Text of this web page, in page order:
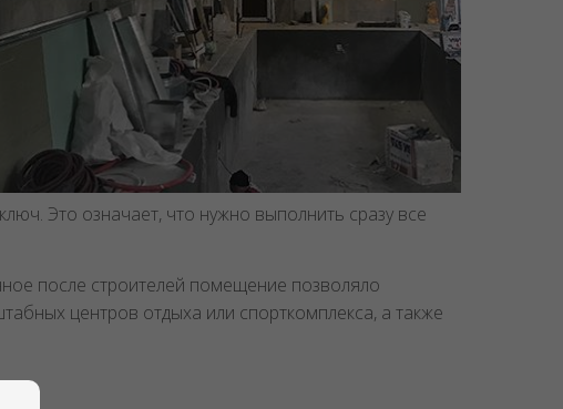
Это означает, что нужно выполнить сразу все
после строителей помещение позволяло
центров отдыха или спорткомплекса, а также